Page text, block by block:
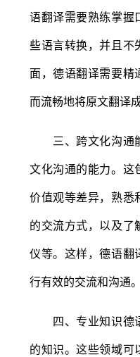
语翻译需要熟练掌握
些语言转换，并且不
面，德语翻译需要精
而流畅地将原文翻译
三、跨文化沟通
文化沟通的能力。这
价值观等差异，熟悉
的交流方式，以及了
仪等。这样，德语翻
行有效的交流和沟通。
四、专业知识德
的知识。这些领域可